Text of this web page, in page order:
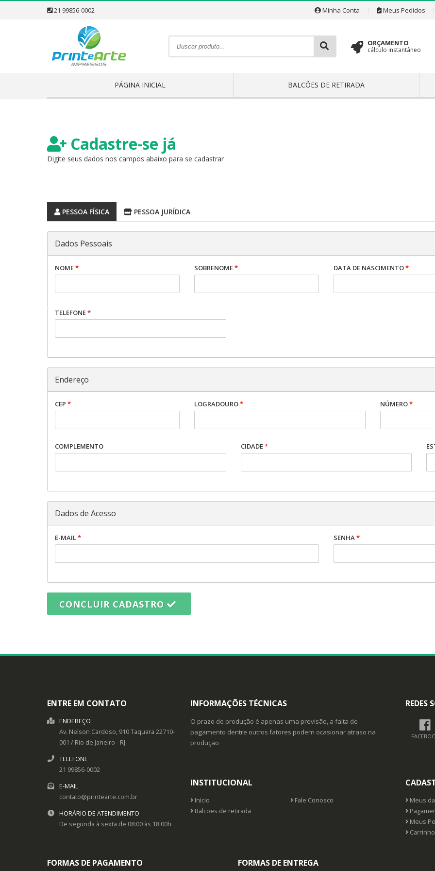
21 99856-0002 Minha Conta Meus Pedidos
ORÇAMENTO
cálculo instantâneo
PÁGINA INICIAL BALCÕES DE RETIRADA
Cadastre-se já
Digite seus dados nos campos abaixo para se cadastrar
PESSOA FÍSICA PESSOA JURÍDICA
Dados Pessoais
NOME* SOBRENOME* DATA DE NASCIMENTO*
TELEFONE*
Endereço
CEP * LOGRADOURO* NÚMERO*
COMPLEMENTO CIDADE*
Dados de Acesso
E-MAIL* SENHA*
CONCLUIR CADASTRO
ENTRE EM CONTATO
ENDEREÇO
Av. Nelson Cardoso, 910Taquara 22710-
001 / Rio de Janeiro - RJ
TELEFONE
21 99856-0002
E-MAIL
contato@printearte.com.br
HORÁRIO DE ATENDIMENTO
De segunda à sexta de 08:00 às 18:00h.
INFORMAÇÕES TÉCNICAS
O prazo de produção é apenas uma previsão, a falta de
pagamento dentre outros fatores podem ocasionar atraso na
produção
REDES
INSTITUCIONAL
Início
Fale Conosco
Balcões de retirada
Meus
Meus
Carrinho
FORMAS DE PAGAMENTO FORMAS DE ENTREGA